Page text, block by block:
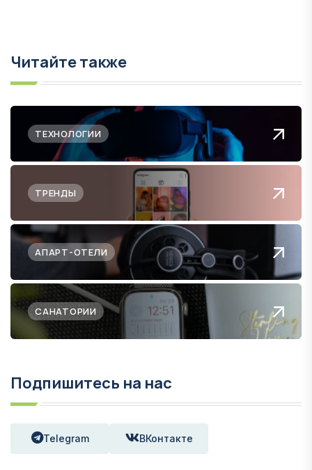
Читайте также
ТЕХНОЛОГИИ
ТРЕНДЫ
АПАРТ-ОТЕЛИ
САНАТОРИИ
Подпишитесь на нас
Telegram ВКонтакте